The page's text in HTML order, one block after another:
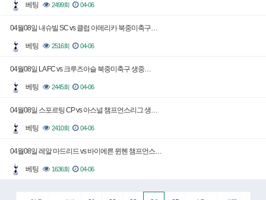
베팅 2499회 04-06
04월08일 내슈빌 SC vs 클럽 아메리카 북중미축구…
베팅 2516회 04-06
04월08일 LA FC vs 크루즈아슬 북중미축구 생중…
베팅 2445회 04-06
04월08일 스포르팅 CP vs 아스널 챔프언스리그 생…
베팅 2410회 04-06
04월08일 레알 마드리드 vs 바이에른 뮌헨 챔프언스…
베팅 1636회 04-06